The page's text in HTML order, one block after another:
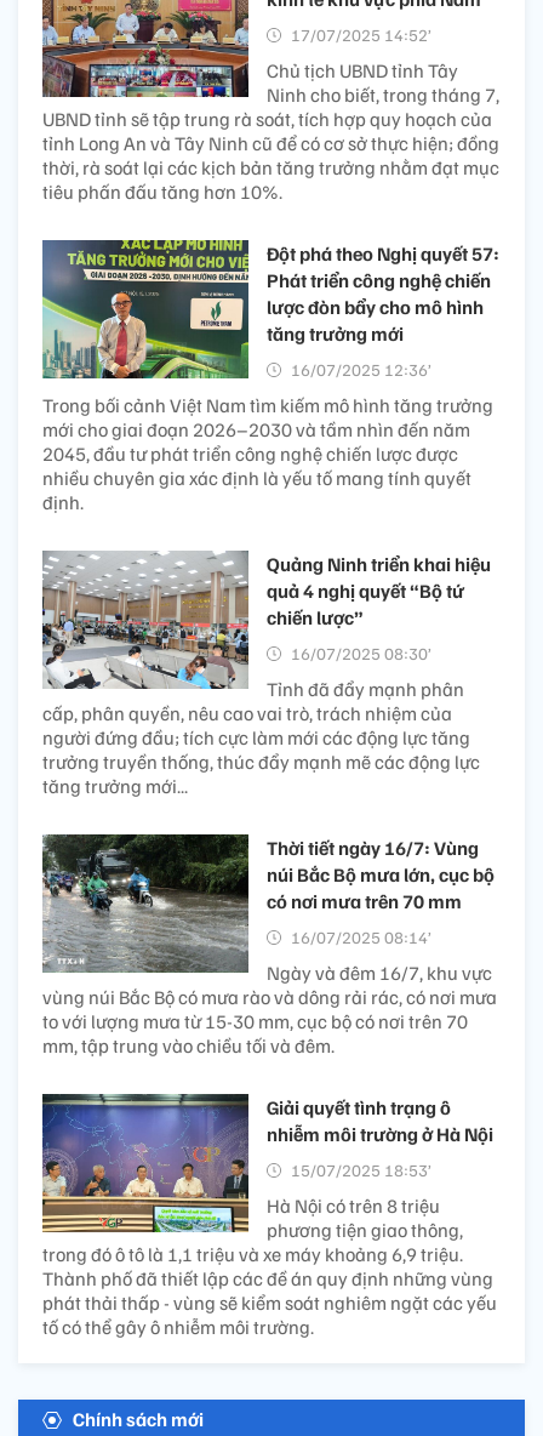
17/07/2025 14:52’
Chủ tịch UBND tỉnh Tây
Ninh cho biết, trong tháng 7,
UBND tỉnh sẽ tập trung rà soát, tích hợp quy hoạch của
tỉnh Long An và Tây Ninh cũ để có cơ sở thực hiện; đồng
thời, rà soát lại các kịch bản tăng trưởng nhằm đạt mục
tiêu phấn đấu tăng hơn 10%.
Đột phá theo Nghị quyết 57:
Phát triển công nghệ chiến
lược đòn bẩy cho mô hình
tăng trưởng mới
16/07/2025 12:36’
Trong bối cảnh Việt Nam tìm kiếm mô hình tăng trưởng
mới cho giai đoạn 2026–2030 và tầm nhìn đến năm
2045, đầu tư phát triển công nghệ chiến lược được
nhiều chuyên gia xác định là yếu tố mang tính quyết
định.
Quảng Ninh triển khai hiệu
quả 4 nghị quyết “Bộ tứ
chiến lược”
16/07/2025 08:30’
Tỉnh đã đẩy mạnh phân
cấp, phân quyền, nêu cao vai trò, trách nhiệm của
người đứng đầu; tích cực làm mới các động lực tăng
trưởng truyền thống, thúc đẩy mạnh mẽ các động lực
tăng trưởng mới...
Thời tiết ngày 16/7: Vùng
núi Bắc Bộ mưa lớn, cục bộ
có nơi mưa trên 70 mm
16/07/2025 08:14’
Ngày và đêm 16/7, khu vực
vùng núi Bắc Bộ có mưa rào và dông rải rác, có nơi mưa
to với lượng mưa từ 15-30 mm, cục bộ có nơi trên 70
mm, tập trung vào chiều tối và đêm.
Giải quyết tình trạng ô
nhiễm môi trường ở Hà Nội
15/07/2025 18:53’
Hà Nội có trên 8 triệu
phương tiện giao thông,
trong đó ô tô là 1,1 triệu và xe máy khoảng 6,9 triệu.
Thành phố đã thiết lập các đề án quy định những vùng
phát thải thấp - vùng sẽ kiểm soát nghiêm ngặt các yếu
tố có thể gây ô nhiễm môi trường.
Chính sách mới